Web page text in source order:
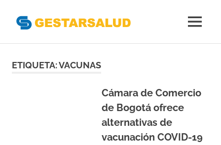
Gestoras
MENÚ
ETIQUETA:VACUNAS
Cámara de Comercio
de Bogotá ofrece
alternativas de
vacunación COVID-19